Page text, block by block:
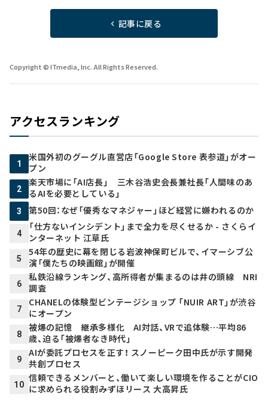
記事に戻る
Copyright © ITmedia, Inc. All Rights Reserved.
アクセスランキング
1
米国外初のグーグル直営店「Google Store 表参道」がオー
プン
2
楽天市場に「AI店長」 三木谷浩史会長兼社長「人間味のあ
るAIを必要としている」
3 第50回：なぜ「優秀なマネジャー」ほど経営に嫌われるのか
4
「仕方ないインシデント」まで全力を尽くせるか - さくらイ
ンターネット 江草氏
5
54年の歴史に幕を閉じる岩波神保町ビルで、イマーシブ公
演「僕たちの映画館」が開催
6
私鉄沿線ランキング、高所得者が集まるのは井の頭線 NRI
調査
7
CHANELの体験型ビンテージショップ 「NUIR ART」が渋谷
にオープン
8
被爆の記憶 継承多様化 AI対話、VRで追体験…平均86
歳、迫る「被爆者なき時代」
9
AIが委託プロセスを正す！ スノーピーク田中氏が示す開発
共創プロセス
10
信頼できるメンバーと、働いて楽しい環境を作ることがCIO
に求められる役割――みずほリース 大高昇氏